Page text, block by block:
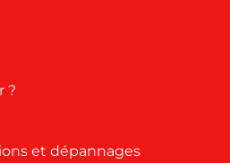
?
et dépannages